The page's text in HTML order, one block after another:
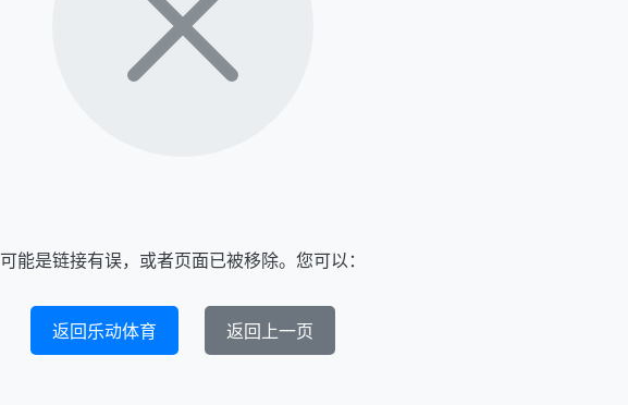
可能是链接有误，或者页面已被移除。您可以：
返回乐动体育 返回上一页